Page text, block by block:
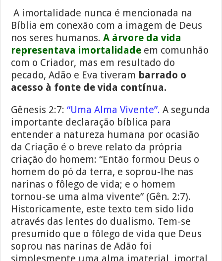
A imortalidade nunca é mencionada na
Bíblia em conexão com a imagem de Deus
nos seres humanos.A árvore da vida
representava imortalidade em comunhão
com o Criador, mas em resultado do
pecado, Adão e Eva tiveram barrado o
acesso à fonte de vida contínua.
Gênesis 2:7:“Uma Alma Vivente”. A segunda
importante declaração bíblica para
entender a natureza humana por ocasião
da Criação é o breve relato da própria
criação do homem: “Então formou Deus o
homem do pó da terra, e soprou-lhe nas
narinas o fôlego de vida; e o homem
tornou-se uma alma vivente” (Gên. 2:7).
Historicamente, este texto tem sido lido
através das lentes do dualismo. Tem-se
presumido que o fôlego de vida que Deus
soprou nas narinas de Adão foi
simplesmente uma alma imaterial, imortal,